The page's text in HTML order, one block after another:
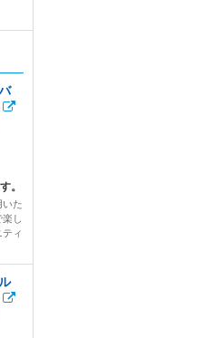
。
いた
し
ィ